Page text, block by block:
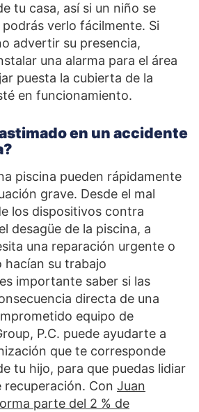
tu casa, así si un niño se
verlo fácilmente. Si
advertir su presencia,
una alarma para el área
puesta la cubierta de la
en funcionamiento.
en un accidente
piscina pueden rápidamente
grave. Desde el mal
los dispositivos contra
desagüe de la piscina, a
una reparación urgente o
hacían su trabajo
importante saber si las
directa de una
equipo de
P.C. puede ayudarte a
que te corresponde
tu hijo, para que puedas lidiar
Con Juan
parte del 2 % de